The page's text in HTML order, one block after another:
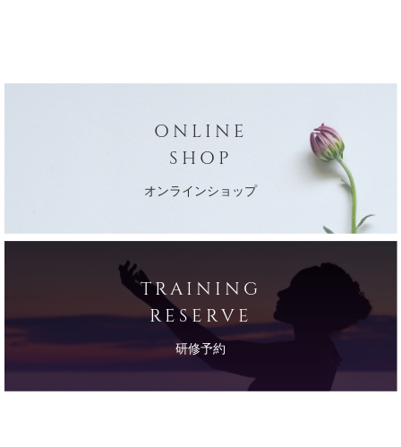
ONLINE
SHOP
オンラインショップ
TRAINING
RESERVE
研修予約